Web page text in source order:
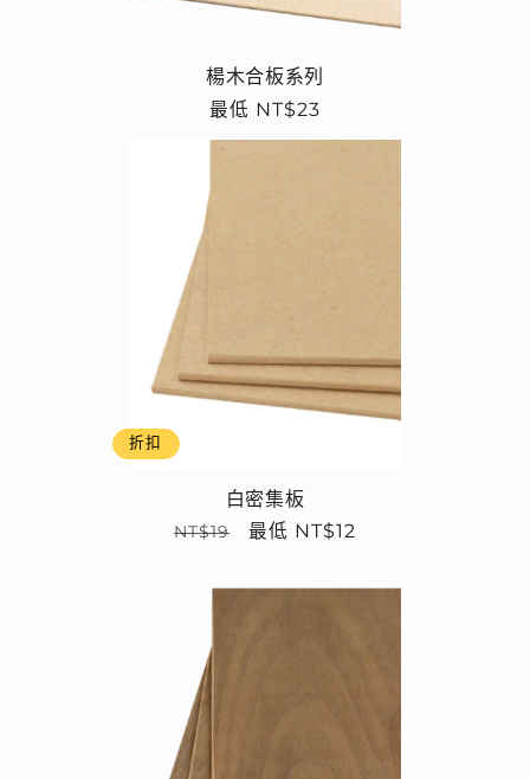
楊木合板系列
定
最低 NT$23
折扣
白密集板
定
NT$19
售
最低 NT$12